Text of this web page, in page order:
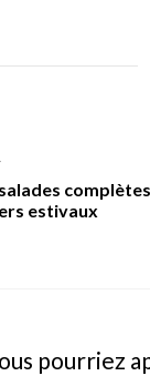
estivaux
pourriez